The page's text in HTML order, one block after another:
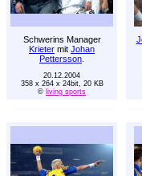
Schwerins Manager
Krieter mit Johan
Pettersson
20.12.2004
358 x 264 x 24bit, 20 KB
© living sports